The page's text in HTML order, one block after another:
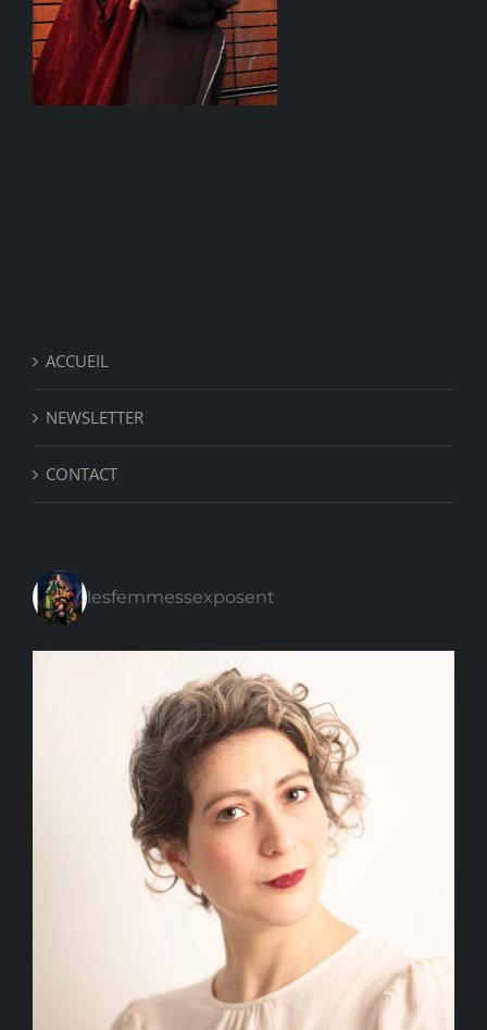
ACCUEIL
NEWSLETTER
CONTACT
lesfemmessexposent